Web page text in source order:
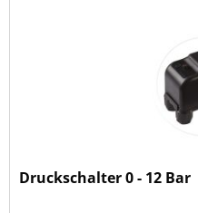
Druckschalter 0 - 12 Bar